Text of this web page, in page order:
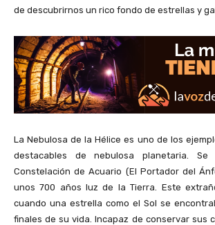
de descubrirnos un rico fondo de estrellas y
La Nebulosa de la Hélice es uno de los
destacables de nebulosa planetaria.
Constelación de Acuario (El Portador del
unos 700 años luz de la Tierra. Este
cuando una estrella como el Sol se
finales de su vida. Incapaz de conservar sus